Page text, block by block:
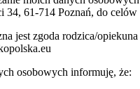
61-714 Poznań, do
jest zgoda rodzica/
osobowych informuję, że: